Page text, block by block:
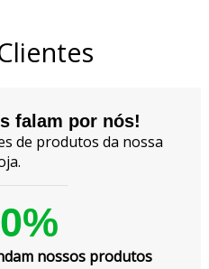
falam por nós!
de produtos da nossa
nossos produtos